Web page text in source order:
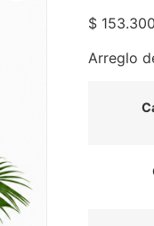
$
Arreglo